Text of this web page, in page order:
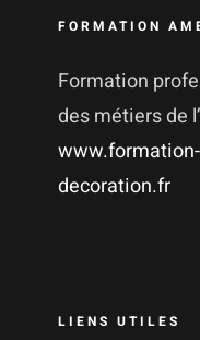
FORMATION
Formation
des métiers de
decoration.fr
LIENS UTILES